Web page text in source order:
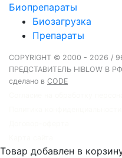
Биопрепараты
Биозагрузка
Препараты
COPYRIGHT © 2000 - 2026 /
ПРЕДСТАВИТЕЛЬ HIBLOW В РФ
сделано в CODE
Товар добавлен в